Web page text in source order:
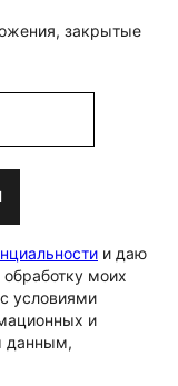
закрытые
и даю
моих
условиями
и
данным,